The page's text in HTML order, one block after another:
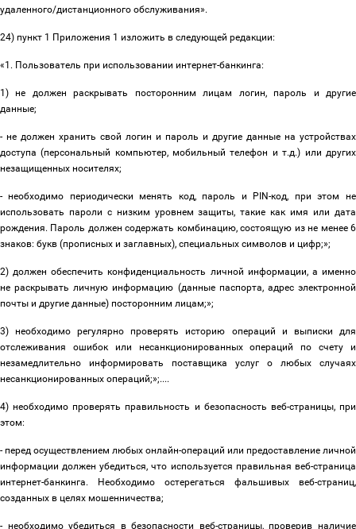
удаленного/дистанционного обслуживания».
24) пункт 1 Приложения 1 изложить в следующей редакции:
«1. Пользователь при использовании интернет-банкинга:
1) не должен раскрывать посторонним лицам логин, пароль и другие
данные;
- не должен хранить свой логин и пароль и другие данные на устройствах
доступа (персональный компьютер, мобильный телефон и т.д.) или других
незащищенных носителях;
- необходимо периодически менять код, пароль и PIN-код, при этом не
использовать пароли с низким уровнем защиты, такие как имя или дата
рождения. Пароль должен содержать комбинацию, состоящую из не менее 6
знаков: букв (прописных и заглавных), специальных символов и цифр;»;
2) должен обеспечить конфиденциальность личной информации, а именно
не раскрывать личную информацию (данные паспорта, адрес электронной
почты и другие данные) посторонним лицам;»;
3) необходимо регулярно проверять историю операций и выписки для
отслеживания ошибок или
несанкционированныхопераций по счету и
незамедлительно информировать поставщика услуг о любых случаях
несанкционированных операций;»;....
4) необходимо проверять правильность и безопасность веб-страницы, при
этом:
- перед осуществлением любых онлайн-операций или предоставление личной
информации должен убедиться, что используется правильная веб-страница
интернет-банкинга. Необходимо остерегаться фальшивых веб-страниц,
созданных в целях мошенничества;
- необходимо убедиться в безопасности веб-страницы, проверив наличие